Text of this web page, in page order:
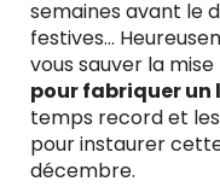
semaines avant le
festives…
vous sauver la
pour fabriquer un
temps record et
pour instaurer
décembre.